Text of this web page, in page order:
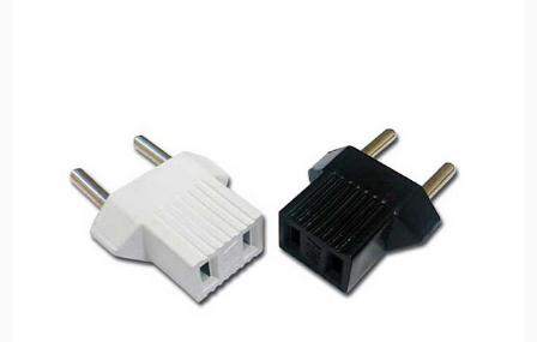
- استفاده برای دستگاه‌های کم‌مصرف
ویژگی‌های ایمنی:
- محافظت در برابر اضافه بار
- دارای درپوش محافظ کودکان